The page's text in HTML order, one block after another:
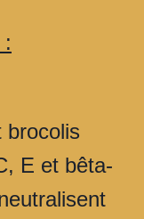
brocolis
E et bêta-